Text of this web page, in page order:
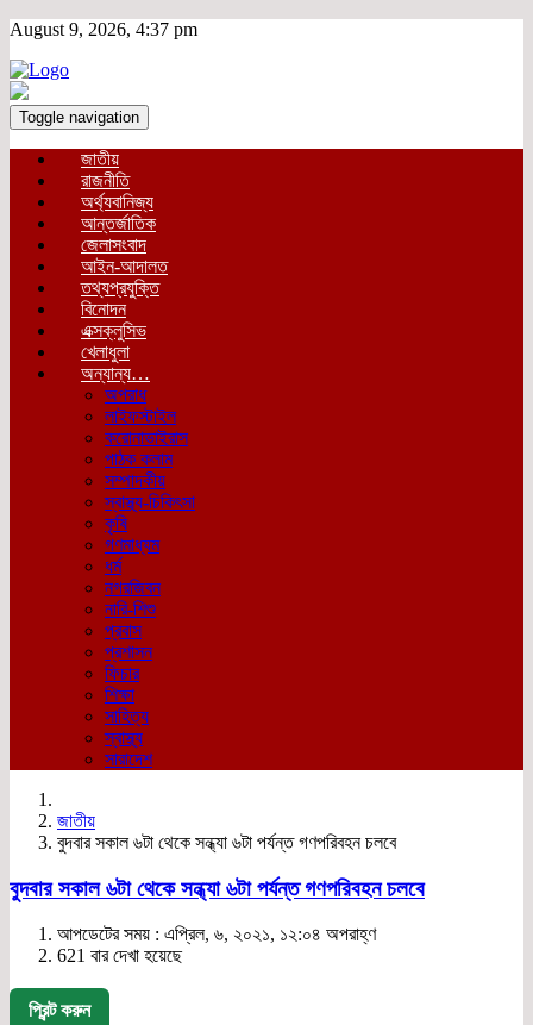
August 9, 2026, 4:37 pm
Toggle navigation
জাতীয়
রাজনীতি
অর্থ্যবানিজ্য
আন্তর্জাতিক
জেলাসংবাদ
আইন-আদালত
তথ্যপ্রযুক্তি
বিনোদন
এক্সক্লুসিভ
খেলাধুলা
অন্যান্য…
অপরাধ
লাইফস্টাইল
করোনাভাইরাস
পাঠক কলাম
সম্পাদকীয়
স্বাস্থ্য-চিকিৎসা
কৃষি
গণমাধ্যম
ধর্ম
নগরজিবন
নারি-শিশু
প্রবাস
প্রশাসন
ফিচার
শিক্ষা
সাহিত্য
স্বাস্থ্য
সারাদেশ
জাতীয়
বুদবার সকাল ৬টা থেকে সন্ধ্যা ৬টা পর্যন্ত গণপরিবহন চলবে
বুদবার সকাল ৬টা থেকে সন্ধ্যা ৬টা পর্যন্ত গণপরিবহন চলবে
আপডেটের সময় : এপ্রিল, ৬, ২০২১, ১২:০৪ অপরাহ্ণ
621 বার দেখা হয়েছে
প্রিন্ট করুন